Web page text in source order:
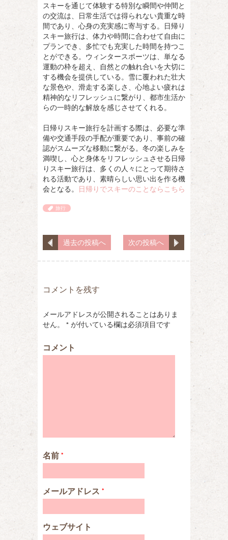
スキーを通じて体験する特別な瞬間や仲間と
の交流は、日常生活では得られない貴重な時
間であり、心身の充実感に寄与する。日帰り
スキー旅行は、体力や時間に合わせて自由に
プランでき、多忙でも充実した時間を持つこ
とができる。ウィンタースポーツは、単なる
運動の枠を超え、自然との触れ合いを大切に
する機会を提供している。雪に覆われた壮大
な景色や、滑走する楽しさ、心地よい疲れは
精神的なリフレッシュに繋がり、都市生活か
らの一時的な解放を感じさせてくれる。
日帰りスキー旅行を計画する際は、必要な準
備や交通手段の手配が重要であり、事前の確
認がスムーズな移動に繋がる。冬の楽しみを
満喫し、心と身体をリフレッシュさせる日帰
りスキー旅行は、多くの人々にとって期待さ
れる活動であり、素晴らしい思い出を作る機
会となる。
日帰りでスキーのことならこちら
旅行
過去の投稿へ 次の投稿へ
コメントを残す
メールアドレスが公開されることはありま
せん。
* が付いている欄は必須項目です
コメント
名前 *
メールアドレス *
ウェブサイト